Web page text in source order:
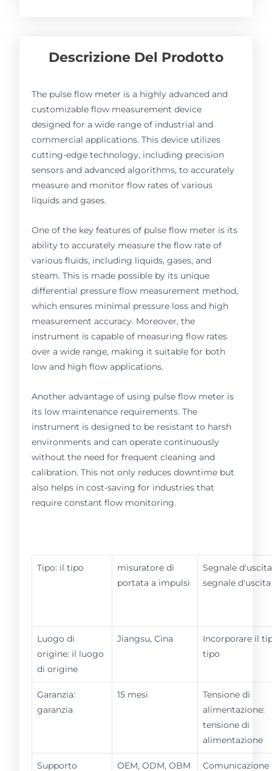
Descrizione Del Prodotto
The pulse flow meter is a highly advanced and
customizable flow measurement device
designed for a wide range of industrial and
commercial applications. This device utilizes
cutting-edge technology, including precision
sensors and advanced algorithms, to accurately
measure and monitor flow rates of various
liquids and gases.
One of the key features of pulse flow meter is its
ability to accurately measure the flow rate of
various fluids, including liquids, gases, and
steam. This is made possible by its unique
differential pressure flow measurement method,
which ensures minimal pressure loss and high
measurement accuracy. Moreover, the
instrument is capable of measuring flow rates
over a wide range, making it suitable for both
low and high flow applications.
Another advantage of using pulse flow meter is
its low maintenance requirements. The
instrument is designed to be resistant to harsh
environments and can operate continuously
without the need for frequent cleaning and
calibration. This not only reduces downtime but
also helps in cost-saving for industries that
require constant flow monitoring.
Tipo: il tipo
misuratore di
portata a impulsi
Segnale
segnale d'uscita
Luogo di
origine: il luogo
di origine
Jiangsu, Cina
Incorporare il
tipo
Garanzia:
garanzia
15 mesi
Tensione di
alimentazione:
tensione di
alimentazione
Supporto
OEM, ODM, OBM
Comunicazione